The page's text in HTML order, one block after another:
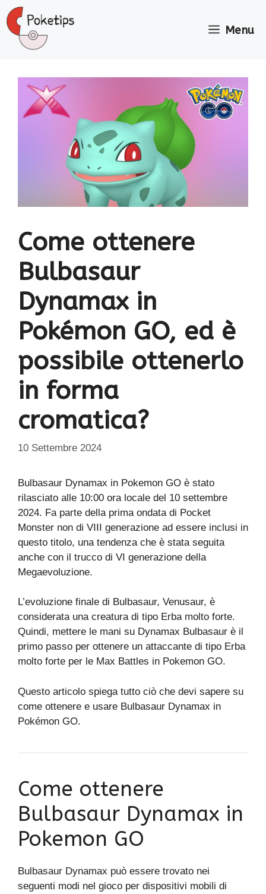
Vai
al
contenuto
Menu
Come ottenere
Bulbasaur
Dynamax in
Pokémon GO, ed è
possibile ottenerlo
in forma
cromatica?
10 Settembre 2024
Bulbasaur Dynamax in Pokemon GO è stato
rilasciato alle 10:00 ora locale del 10 settembre
2024. Fa parte della prima ondata di Pocket
Monster non di VIII generazione ad essere inclusi in
questo titolo, una tendenza che è stata seguita
anche con il trucco di VI generazione della
Megaevoluzione.
L’evoluzione finale di Bulbasaur, Venusaur, è
considerata una creatura di tipo Erba molto forte.
Quindi, mettere le mani su Dynamax Bulbasaur è il
primo passo per ottenere un attaccante di tipo Erba
molto forte per le Max Battles in Pokemon GO.
Questo articolo spiega tutto ciò che devi sapere su
come ottenere e usare Bulbasaur Dynamax in
Pokémon GO.
Come ottenere
Bulbasaur Dynamax in
Pokemon GO
Bulbasaur Dynamax può essere trovato nei
seguenti modi nel gioco per dispositivi mobili di